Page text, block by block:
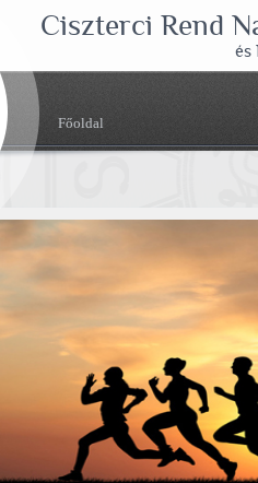
Ciszterci Rend
és
Főoldal